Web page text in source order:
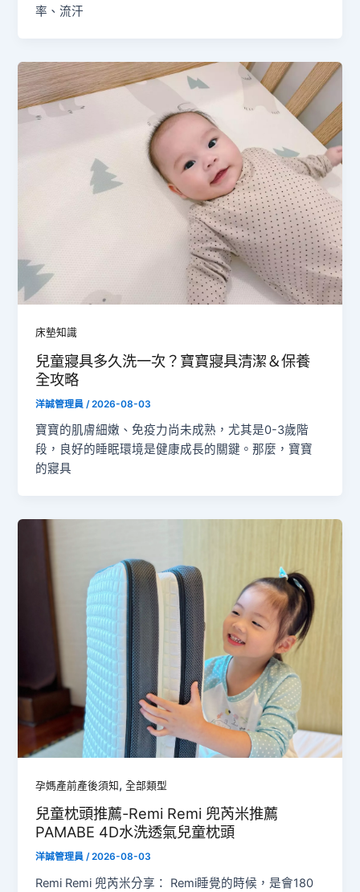
率、流汗
床墊知識
兒童寢具多久洗一次？寶寶寢具清潔＆保養
全攻略
洋誠管理員 /2026-08-03
寶寶的肌膚細嫩、免疫力尚未成熟，尤其是0-3歲階
段，良好的睡眠環境是健康成長的關鍵。那麼，寶寶
的寢具
孕媽產前產後須知 ,全部類型
兒童枕頭推薦-Remi Remi 兜芮米推薦
PAMABE 4D水洗透氣兒童枕頭
洋誠管理員/2026-08-03
Remi Remi 兜芮米分享： Remi睡覺的時候，是會180